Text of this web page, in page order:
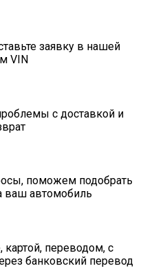
заявку в нашей
VIN
с доставкой и
поможем подобрать
ваш автомобиль
переводом, с
банковский перевод